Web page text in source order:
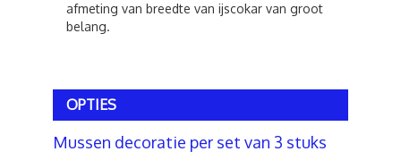
afmeting van breedte van ijscokar van groot
belang.
OPTIES
Mussen decoratie per set van 3 stuks